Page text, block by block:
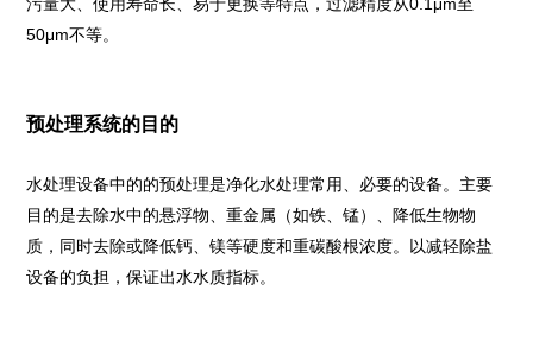
污量大、使用寿命长、易于更换等特点，过滤精度从0.1μm至
50μm不等。
预处理系统的目的
水处理设备中的的预处理是净化水处理常用、必要的设备。主要
目的是去除水中的悬浮物、重金属（如铁、锰）、降低生物物
质，同时去除或降低钙、镁等硬度和重碳酸根浓度。以减轻除盐
设备的负担，保证出水水质指标。